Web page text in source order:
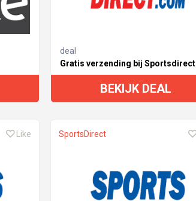
deal
Gratis verzending bij Sportsdirect
BEKIJK DEAL
Like SportsDirect